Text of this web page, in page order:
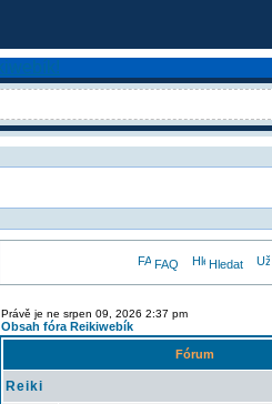
FAQ Hledat
Právě je ne srpen 09, 2026 2:37 pm
Obsah fóra Reikiwebík
Fórum
Reiki